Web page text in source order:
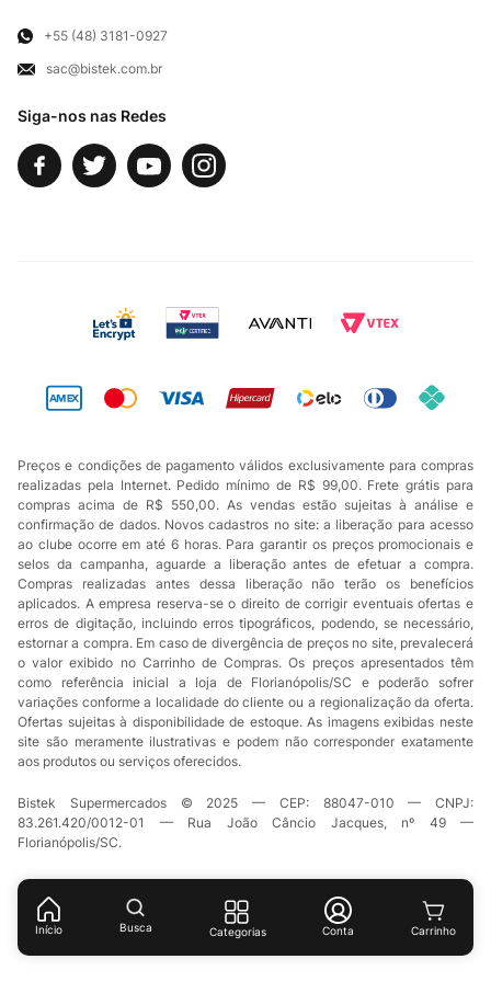
Início Busca Categorias Conta
Siga-nos nas Redes
Exercício de Direito
Fale Conosco
+55 (48) 3181-0927
sac@bistek.com.br
Preços e condições de pagamento válidos exclusivamente para compras
realizadas pela Internet. Pedido mínimo de R$ 99,00. Frete grátis para
compras acima de R$ 550,00. As vendas estão sujeitas à análise e
confirmação de dados. Novos cadastros no site: a liberação para acesso
ao clube ocorre em até 6 horas. Para garantir os preços promocionais e
selos da campanha, aguarde a liberação antes de efetuar a compra.
Compras realizadas antes dessa liberação não terão os benefícios
aplicados. A empresa reserva-se o direito de corrigir eventuais ofertas e
erros de digitação, incluindo erros tipográficos, podendo, se necessário,
estornar a compra. Em caso de divergência de preços no site, prevalecerá
o valor exibido no Carrinho de Compras. Os preços apresentados têm
como referência inicial a loja de Florianópolis/SC e poderão sofrer
variações conforme a localidade do cliente ou a regionalização da oferta.
Ofertas sujeitas à disponibilidade de estoque. As imagens exibidas neste
site são meramente ilustrativas e podem não corresponder exatamente
aos produtos ou serviços oferecidos.
Bistek Supermercados © 2025 — CEP: 88047-010 — CNPJ:
83.261.420/0012-01 — Rua João Câncio Jacques, nº 49 —
Florianópolis/SC.